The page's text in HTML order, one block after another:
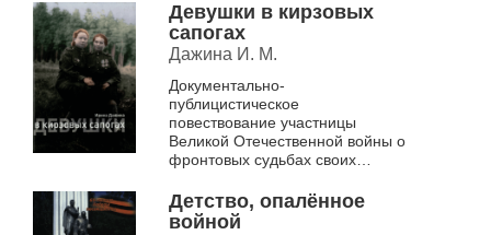
Девушки в кирзовых
сапогах
Дажина И. М.
Документально-
публицистическое
повествование участницы
Великой Отечественной войны о
фронтовых судьбах своих
Сибирской стрелковой дивизии
Детство, опалённое
войной